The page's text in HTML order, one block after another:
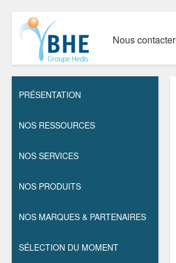
Nous contacter
PRÉSENTATION
NOS RESSOURCES
NOS SERVICES
NOS PRODUITS
NOS MARQUES & PARTENAIRES
SÉLECTION DU MOMENT